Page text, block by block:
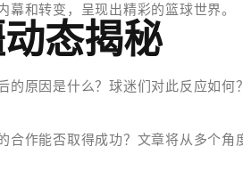
和转变，呈现出精彩的篮球世界。
态揭秘
的原因是什么？球迷们对此反应如何
合作能否取得成功？文章将从多个角